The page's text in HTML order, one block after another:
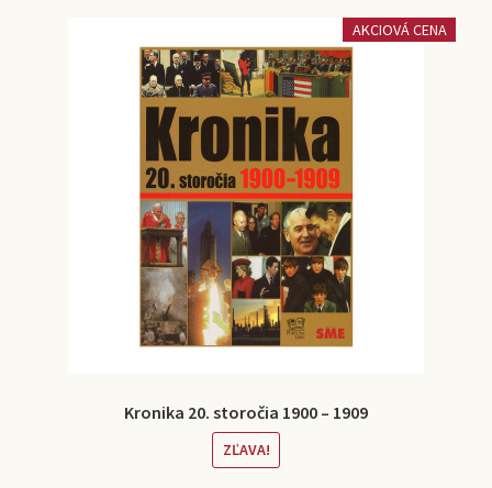
AKCIOVÁ CENA
Kronika 20. storočia 1900 – 1909
ZĽAVA!